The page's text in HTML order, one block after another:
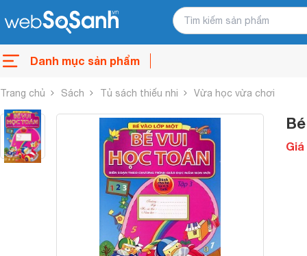
Danh mục sản phẩm
Trang chủ Sách Tủ sách thiếu nhi Vừa học vừa chơi